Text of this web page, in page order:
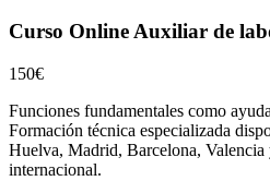
Curso Online Auxiliar de
150€
Funciones fundamentales como
Formación técnica especializada
Huelva, Madrid, Barcelona, Valencia
internacional.